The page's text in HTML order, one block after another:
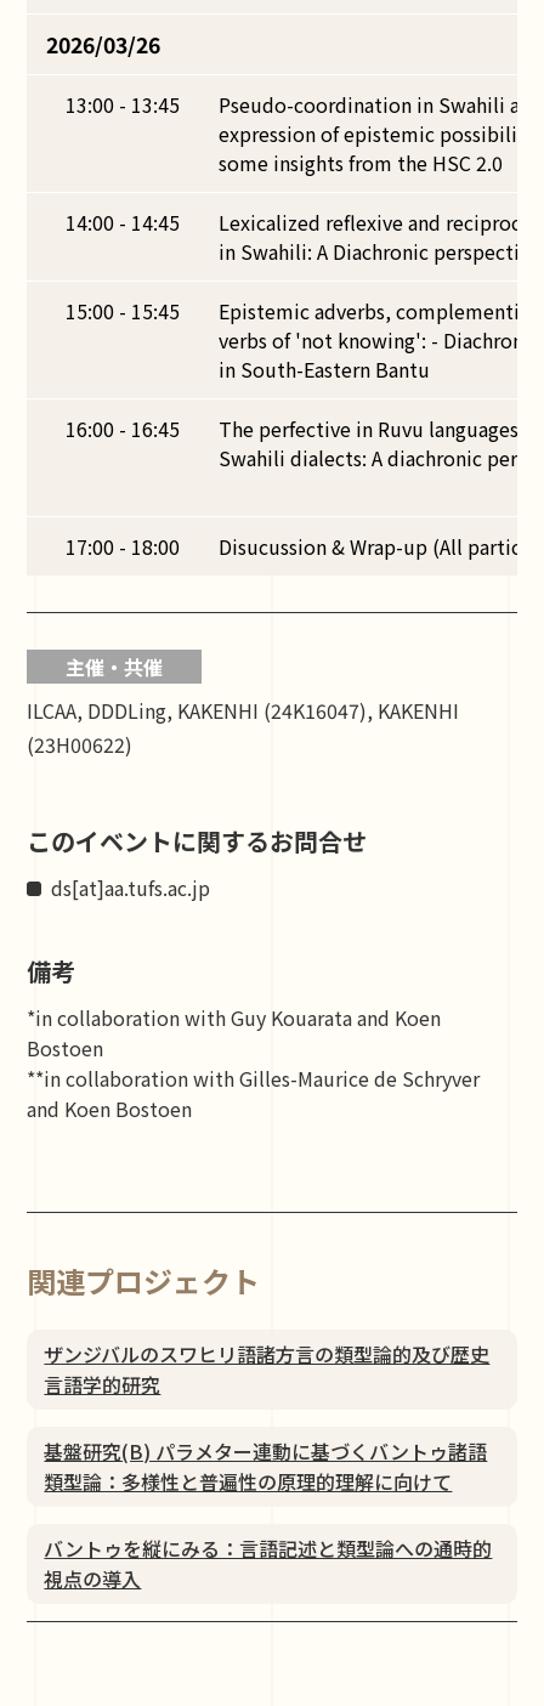
2026/03/26
13:00 - 13:45
Pseudo-coordination in Swahili
expression of epistemic
some insights from the HSC 2.0
14:00 - 14:45
Lexicalized reflexive and reciprocal
in Swahili: A Diachronic perspective
15:00 - 15:45
Epistemic adverbs,
verbs of 'not knowing': - Diachronic
in South-Eastern Bantu
16:00 - 16:45
The perfective in Ruvu languages
Swahili dialects: A diachronic
17:00 - 18:00 Disucussion & Wrap-up (All
主催・共催
ILCAA, DDDLing, KAKENHI (24K16047), KAKENHI
(23H00622)
このイベントに関するお問合せ
ds[at]aa.tufs.ac.jp
備考
*in collaboration with Guy Kouarata and Koen
Bostoen
**in collaboration with Gilles-Maurice de Schryver
and Koen Bostoen
関連プロジェクト
ザンジバルのスワヒリ語諸方言の類型論的及び歴史
言語学的研究
基盤研究(B) パラメター連動に基づくバントゥ諸語
類型論：多様性と普遍性の原理的理解に向けて
バントゥを縦にみる：⾔語記述と類型論への通時的
視点の導⼊